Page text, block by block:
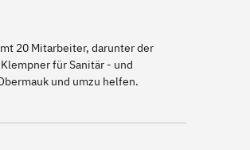
20 Mitarbeiter, darunter der
für Sanitär - und
und umzu helfen.